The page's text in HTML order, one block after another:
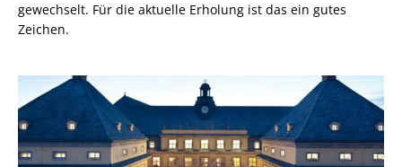
gewechselt. Für die aktuelle Erholung ist das ein gutes
Zeichen.